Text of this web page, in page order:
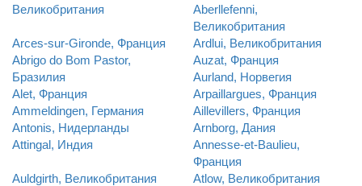
Великобритания
Aberllefenni,
Великобритания
Arces-sur-Gironde, Франция
Ardlui, Великобритания
Abrigo do Bom Pastor,
Бразилия
Auzat, Франция
Aurland, Норвегия
Alet, Франция
Arpaillargues, Франция
Ammeldingen, Германия
Aillevillers, Франция
Antonis, Нидерланды
Arnborg, Дания
Attingal, Индия
Annesse-et-Baulieu,
Франция
Auldgirth, Великобритания
Atlow, Великобритания